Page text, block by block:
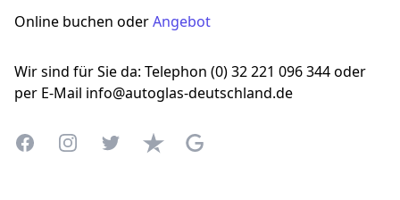
Online buchen oderAngebot
Wir sind für Sie da: Telephon (0) 32 221 096 344 oder
per E-Mail info@autoglas-deutschland.de
FacebookInstagramTwitterTrustpilotGoogle Business Profile